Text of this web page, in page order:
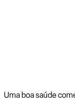
Uma boa saúde